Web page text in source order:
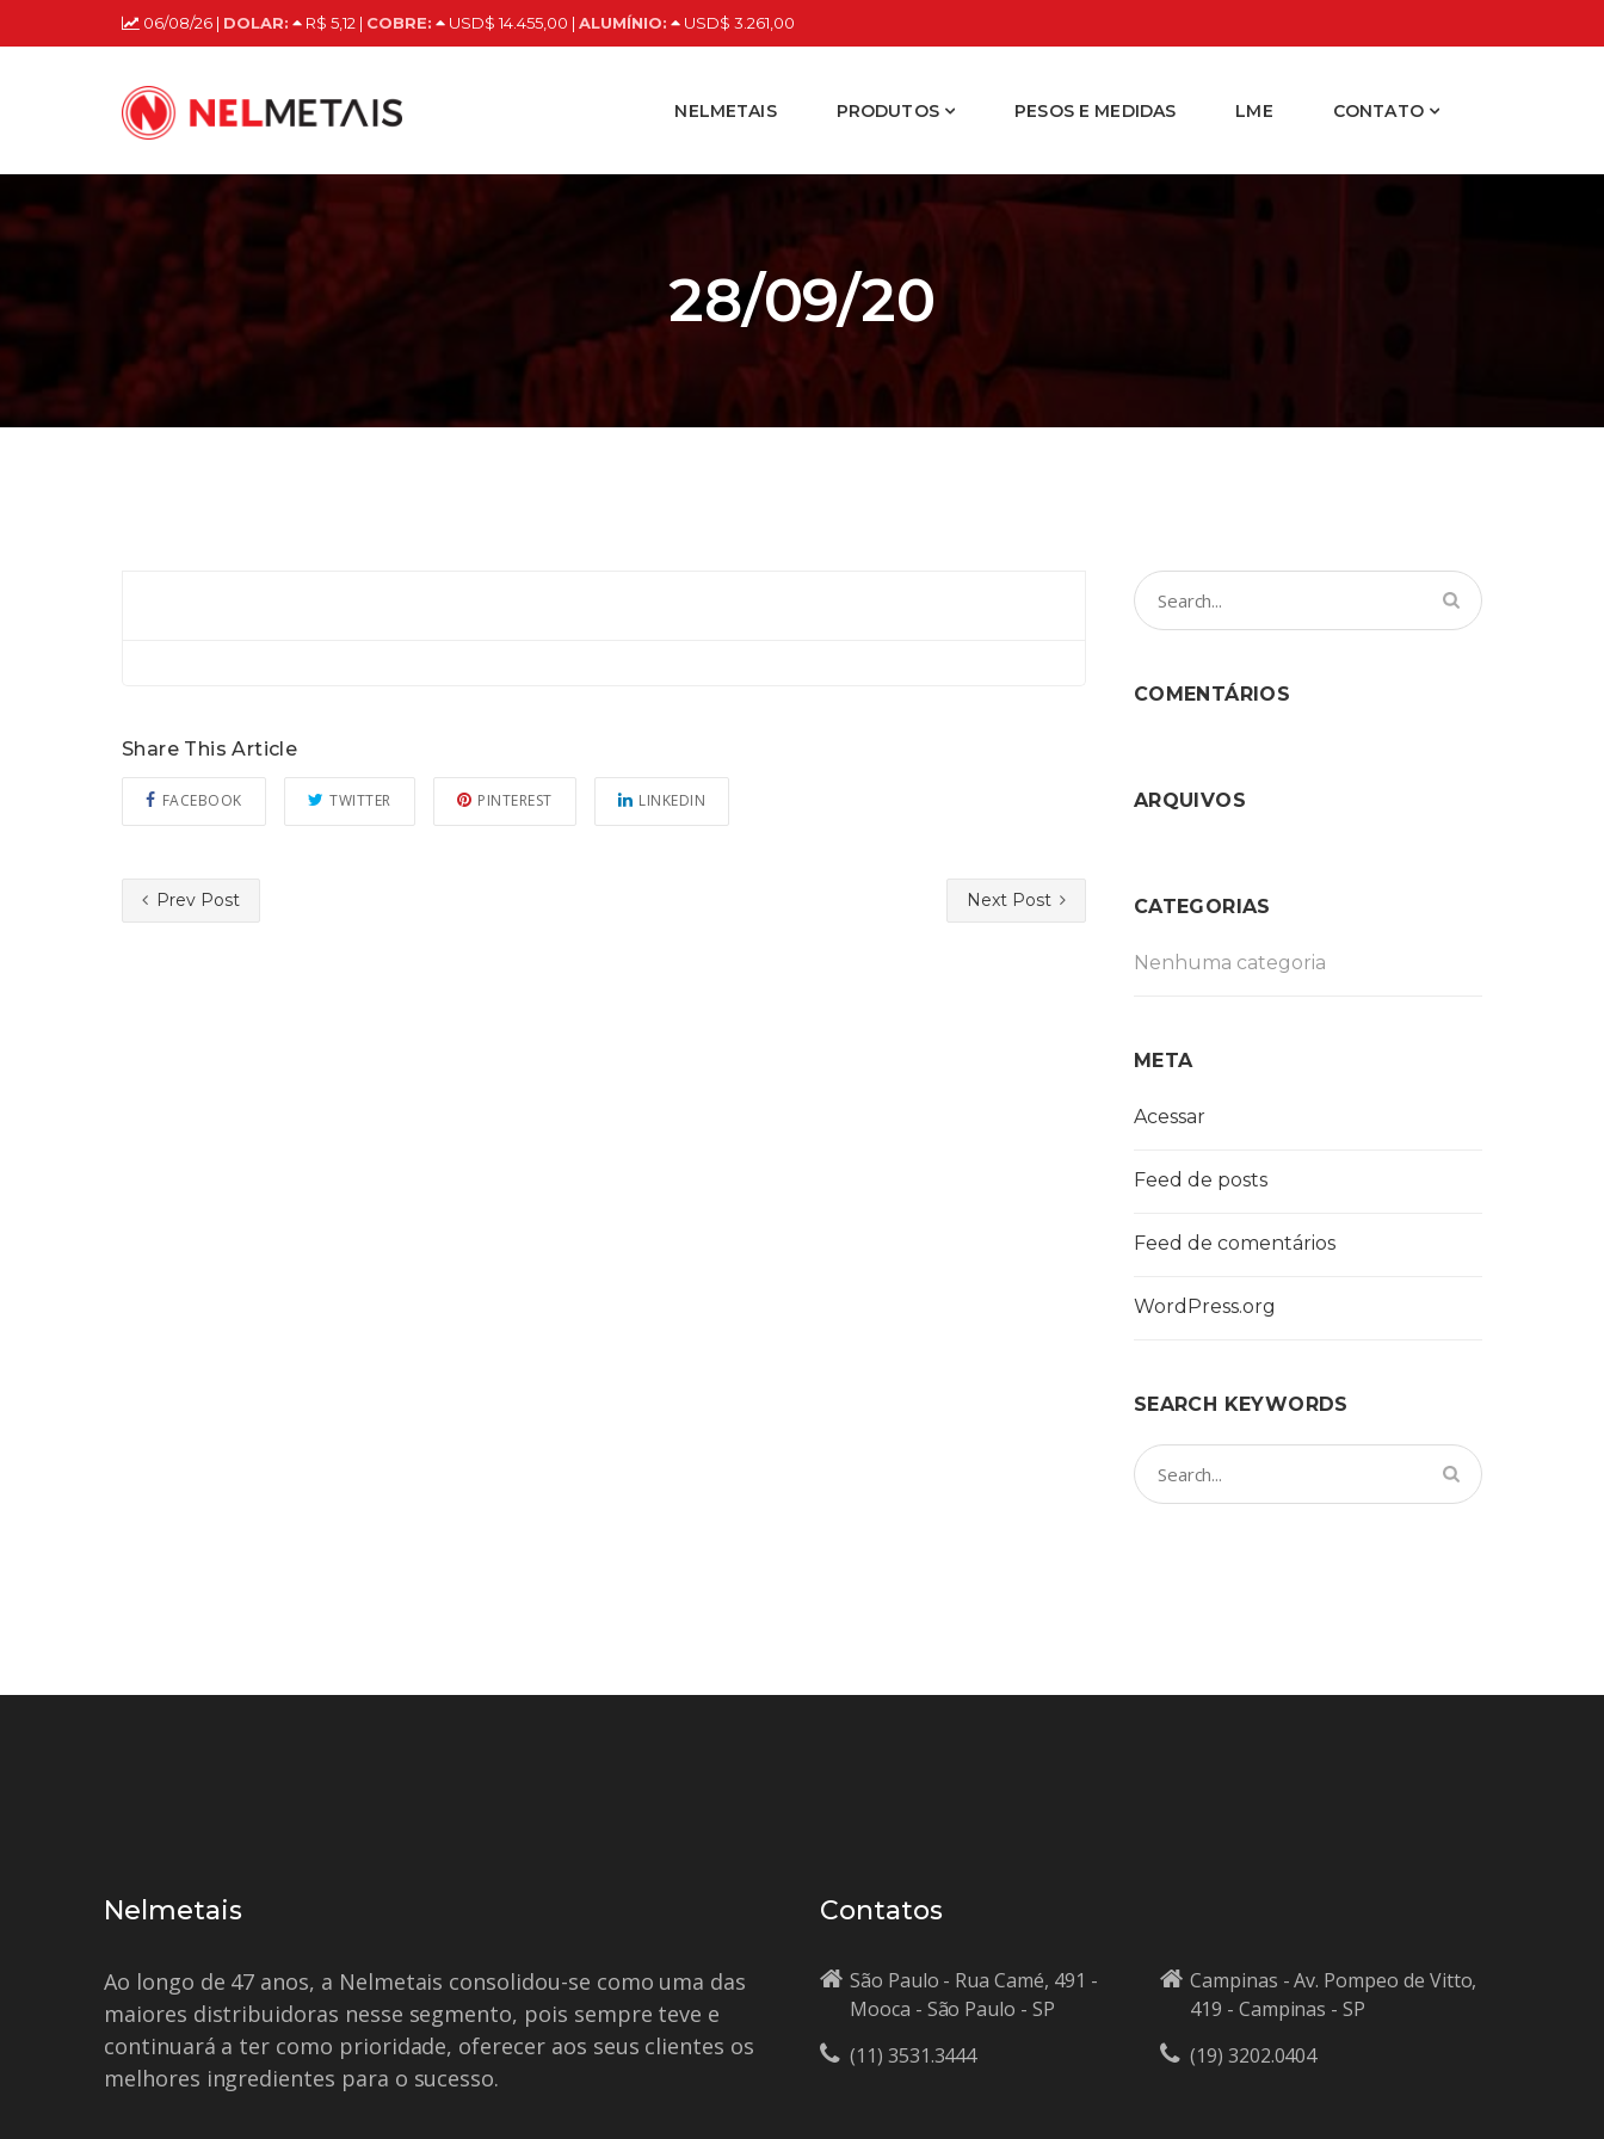
06/08/26 | DOLAR: R$ 5,12 | COBRE: USD$ 14.455,00 | ALUMÍNIO: USD$ 3.261,00
NELMETAIS PRODUTOS PESOS E MEDIDAS LME CONTATO
28/09/20
Share This Article
FACEBOOK TWITTER PINTEREST LINKEDIN
Prev Post Next Post
COMENTÁRIOS
ARQUIVOS
CATEGORIAS
Nenhuma categoria
META
Acessar
Feed de posts
Feed de comentários
WordPress.org
SEARCH KEYWORDS
Nelmetais
Ao longo de 47 anos, a Nelmetais consolidou-se como uma das
maiores distribuidoras nesse segmento, pois sempre teve e
continuará a ter como prioridade, oferecer aos seus clientes os
melhores ingredientes para o sucesso.
Contatos
São Paulo - Rua Camé, 491 -
Mooca - São Paulo - SP
(11) 3531.3444
Campinas - Av. Pompeo de Vitto,
419 - Campinas - SP
(19) 3202.0404